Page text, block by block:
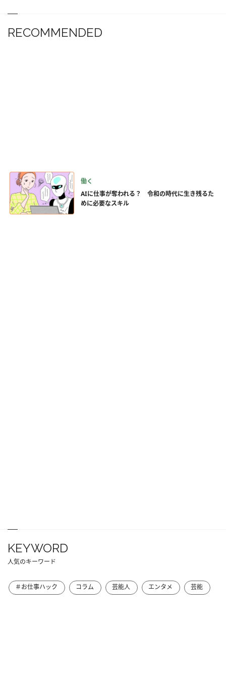
RECOMMENDED
働く
AIに仕事が奪われる？ 令和の時代に生き残るた
めに必要なスキル
KEYWORD
人気のキーワード
＃お仕事ハック コラム 芸能人 エンタメ 芸能